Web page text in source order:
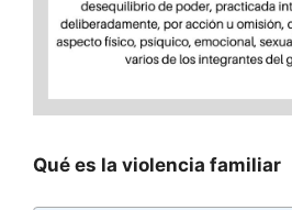
Qué es la violencia familiar